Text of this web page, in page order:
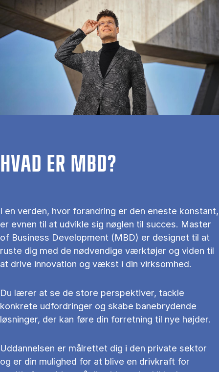
HVAD ER MBD?
I en verden, hvor forandring er den eneste konstant,
er evnen til at udvikle sig nøglen til succes. Master
of Business Development (MBD) er designet til at
ruste dig med de nødvendige værktøjer og viden til
at drive innovation og vækst i din virksomhed.
Du lærer at se de store perspektiver, tackle
konkrete udfordringer og skabe banebrydende
løsninger, der kan føre din forretning til nye højder.
Uddannelsen er målrettet dig i den private sektor
og er din mulighed for at blive en drivkraft for